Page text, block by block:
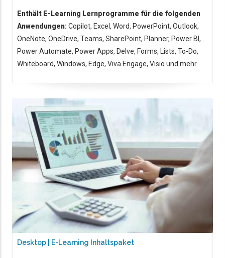
Enthält E-Learning Lernprogramme für die folgenden
Anwendungen: Copilot, Excel, Word, PowerPoint, Outlook,
OneNote, OneDrive, Teams, SharePoint, Planner, Power BI,
Power Automate, Power Apps, Delve, Forms, Lists, To-Do,
Whiteboard, Windows, Edge, Viva Engage, Visio und mehr ...
Desktop | E-Learning Inhaltspaket